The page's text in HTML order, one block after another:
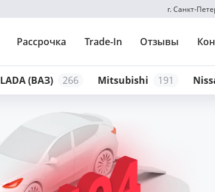
г. Санкт-
Рассрочка Trade-In Отзывы
LADA (ВАЗ) 266 Mitsubishi 191